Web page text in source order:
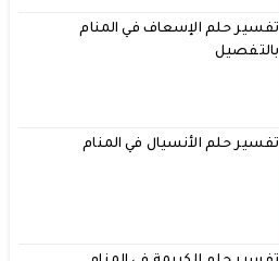
تفسير حلم الإسعاف في المنام
بالتفصيل
تفسير حلم الأنسيال في المنام